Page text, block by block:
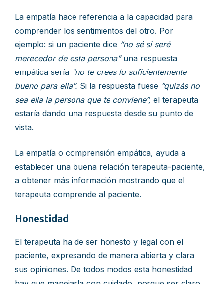
La empatía hace referencia a la capacidad para
comprender los sentimientos del otro. Por
ejemplo: si un paciente dice “no sé si seré
merecedor de esta persona”una respuesta
empática sería “no te crees lo suficientemente
bueno para ella”. Si la respuesta fuese “quizás no
sea ella la persona que te conviene”, el terapeuta
estaría dando una respuesta desde su punto de
vista.
La empatía o comprensión empática, ayuda a
establecer una buena relación terapeuta-paciente,
a obtener más información mostrando que el
terapeuta comprende al paciente.
Honestidad
El terapeuta ha de ser honesto y legal con el
paciente, expresando de manera abierta y clara
sus opiniones. De todos modos esta honestidad